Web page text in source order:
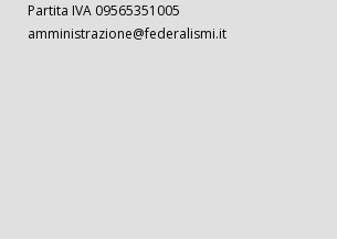
Partita IVA 09565351005
amministrazione@federalismi.it